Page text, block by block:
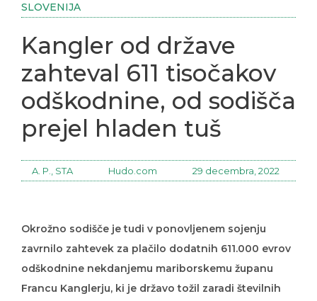
SLOVENIJA
Kangler od države
zahteval 611 tisočakov
odškodnine, od sodišča
prejel hladen tuš
A. P., STA Hudo.com 29 decembra, 2022
Okrožno sodišče je tudi v ponovljenem sojenju
zavrnilo zahtevek za plačilo dodatnih 611.000 evrov
odškodnine nekdanjemu mariborskemu županu
Francu Kanglerju, ki je državo tožil zaradi številnih